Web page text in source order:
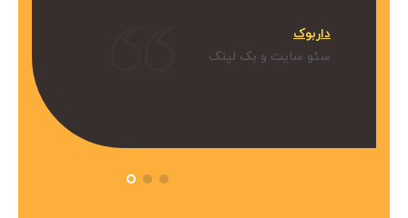
داربوک
سئو سایت و بک لینک